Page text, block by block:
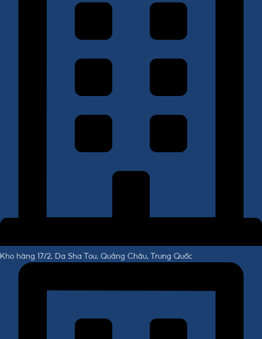
Kho hàng 17/2, Da Sha Tou, Quảng Châu, Trung Quốc